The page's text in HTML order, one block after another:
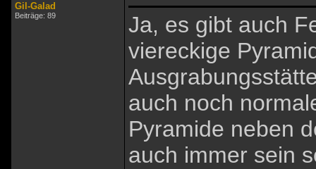
Gil-Galad
Beiträge: 89
Ja, es gibt auch
viereckige
auch noch
Pyramide neben
auch immer sein